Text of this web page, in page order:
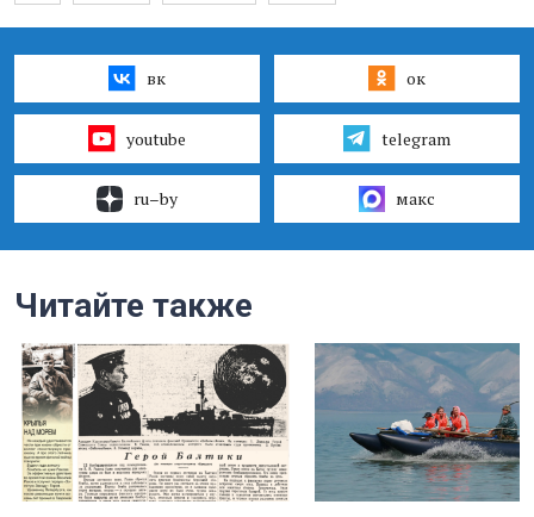
вк ок
youtube telegram
ru–by макс
Читайте также